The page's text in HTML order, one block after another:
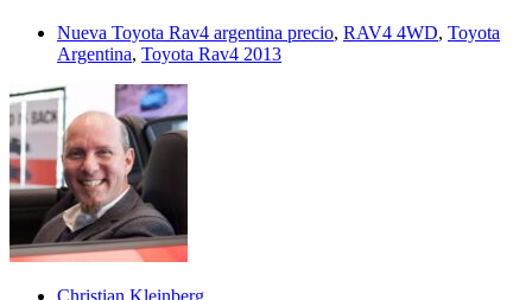
Nueva Toyota Rav4 argentina precio, RAV4 4WD, Toyota
Argentina, Toyota Rav4 2013